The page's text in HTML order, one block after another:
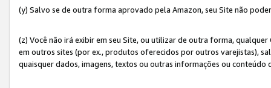
(y) Salvo se de outra forma aprovado pela Amazon, seu Site não
(z) Você não irá exibir em seu Site, ou utilizar de outra forma,
em outros sites (por ex., produtos oferecidos por outros varejistas),
quaisquer dados, imagens, textos ou outras informações ou